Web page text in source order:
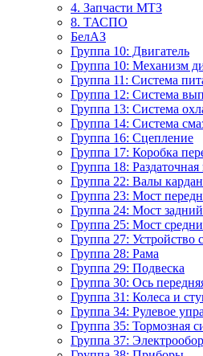
4. Запчасти МТЗ
8. ТАСПО
БелАЗ
Группа 10: Двигатель
Группа 10: Механизм
Группа 11: Система
Группа 12: Система
Группа 13: Система
Группа 14: Система
Группа 16: Сцепление
Группа 17: Коробка
Группа 18: Раздаточная
Группа 22: Валы
Группа 23: Мост
Группа 24: Мост задний
Группа 25: Мост
Группа 27: Устройство
Группа 28: Рама
Группа 29: Подвеска
Группа 30: Ось
Группа 31: Колеса и
Группа 34: Рулевое
Группа 35: Тормозная
Группа 37: